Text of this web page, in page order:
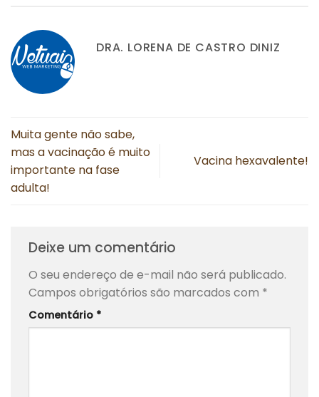
DRA. LORENA DE CASTRO DINIZ
Muita gente não sabe,
mas a vacinação é muito
importante na fase
adulta!
Vacina hexavalente!
Deixe um comentário
O seu endereço de e-mail não será publicado.
Campos obrigatórios são marcados com *
Comentário *